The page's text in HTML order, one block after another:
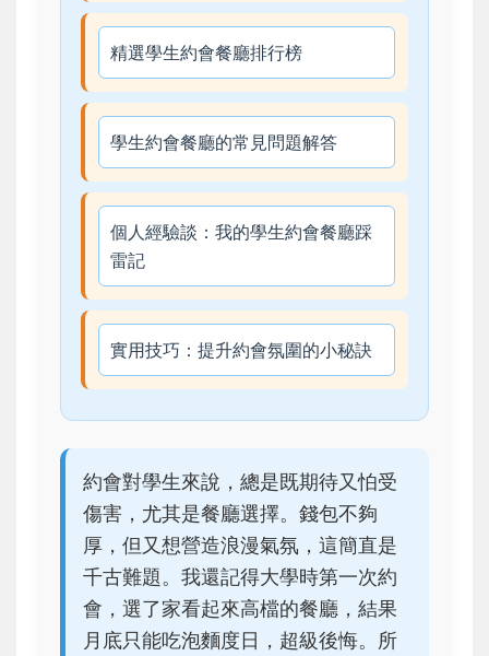
精選學生約會餐廳排行榜
學生約會餐廳的常見問題解答
個人經驗談：我的學生約會餐廳踩
雷記
實用技巧：提升約會氛圍的小秘訣
約會對學生來說，總是既期待又怕受
傷害，尤其是餐廳選擇。錢包不夠
厚，但又想營造浪漫氣氛，這簡直是
千古難題。我還記得大學時第一次約
會，選了家看起來高檔的餐廳，結果
月底只能吃泡麵度日，超級後悔。所